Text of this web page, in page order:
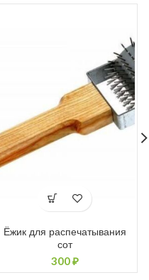
Ёжик для распечатывания
сот
300₽